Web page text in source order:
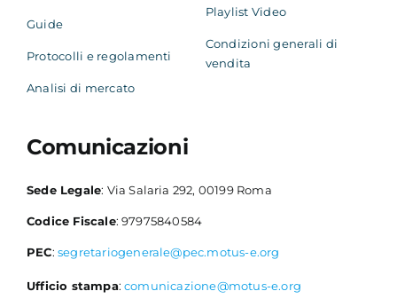
Guide
Protocolli e regolamenti
Analisi di mercato
Playlist Video
Condizioni generali di
vendita
Comunicazioni
Sede Legale: Via Salaria 292, 00199 Roma
Codice Fiscale: 97975840584
PEC: segretariogenerale@pec.motus-e.org
Ufficio stampa:comunicazione@motus-e.org